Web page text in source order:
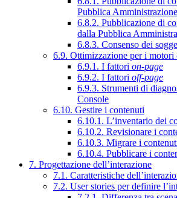
Pubblica Amministrazione
6.8.2. Pubblicazione di
dalla Pubblica
6.8.3. Consenso dei
6.9. Ottimizzazione per i motori
6.9.1. I fattori on-page
6.9.2. I fattori off-page
6.9.3. Strumenti di
Console
6.10. Gestire i contenuti
6.10.1. L’inventario dei
6.10.2. Revisionare i
6.10.3. Migrare i
6.10.4. Pubblicare i
7. Progettazione dell’interazione
7.1. Caratteristiche
7.2. User stories per definire